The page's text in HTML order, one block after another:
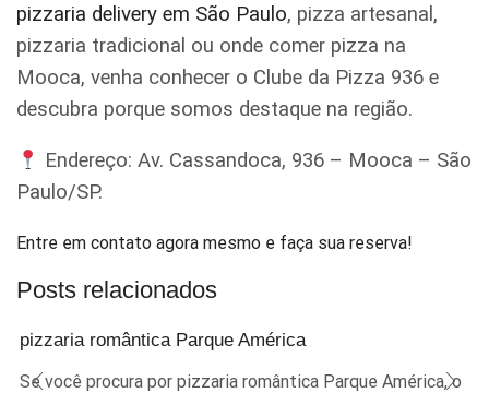
pizzaria delivery em São Paulo, pizza artesanal,
pizzaria tradicional ou onde comer pizza na
Mooca, venha conhecer o Clube da Pizza 936 e
descubra porque somos destaque na região.
Endereço: Av. Cassandoca, 936 – Mooca – São
Paulo/SP.
Entre em contato agora mesmo e faça sua reserva!
Posts relacionados
pizzaria romântica Parque América
Se você procura por pizzaria romântica Parque América, o